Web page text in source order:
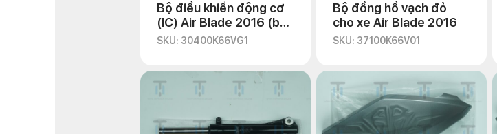
Bộ điều khiển động cơ
(IC) Air Blade 2016 (bản
smartkey)
SKU: 30400K66VG1
Bộ đồng hồ vạch đỏ
cho xe Air Blade 2016
SKU: 37100K66V01